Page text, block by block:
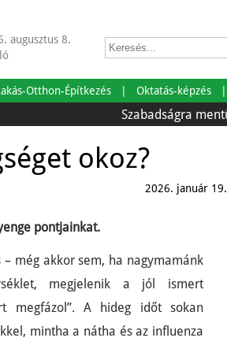
augusztus 8.
Otthon-Építkezés Oktatás-képzés
Szabadságra mentünk!
okoz?
2026. január 19.
pontjainkat.
még akkor sem, ha nagymamánk
megjelenik a jól ismert
megfázol”. A hideg időt sokan
mintha a nátha és az influenza